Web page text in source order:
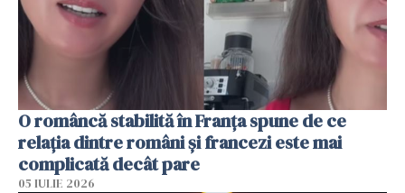
O româncă stabilită în Franța spune de ce
relația dintre români și francezi este mai
complicată decât pare
05 IULIE 2026